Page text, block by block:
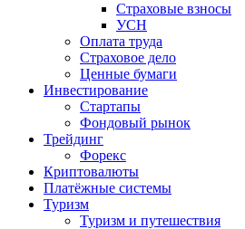
Страховые взносы
УСН
Оплата труда
Страховое дело
Ценные бумаги
Инвестирование
Стартапы
Фондовый рынок
Трейдинг
Форекс
Криптовалюты
Платёжные системы
Туризм
Туризм и путешествия